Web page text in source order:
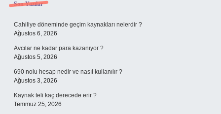
Sidebar
Son Yazılar
Cahiliye döneminde geçim kaynakları nelerdir ?
Ağustos 6, 2026
Avcılar ne kadar para kazanıyor ?
Ağustos 5, 2026
690 nolu hesap nedir ve nasıl kullanılır ?
Ağustos 3, 2026
Kaynak teli kaç derecede erir ?
Temmuz 25, 2026